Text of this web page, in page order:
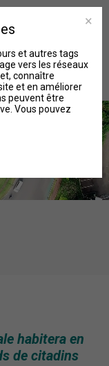
habitera en
de citadins
et autres tags
vers les réseaux
connaître
et en améliorer
peuvent être
Vous pouvez